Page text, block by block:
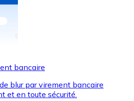
Visa et Mastercard pour acheter
bancaire
blur par virement bancaire
et en toute sécurité.